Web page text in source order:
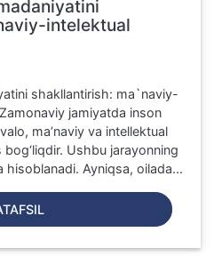
intelektual
shakllantirish: ma`naviy-
jamiyatda inson
ma’naviy va intellektual
Ushbu jarayonning
hisoblanadi. Ayniqsa, oilada...